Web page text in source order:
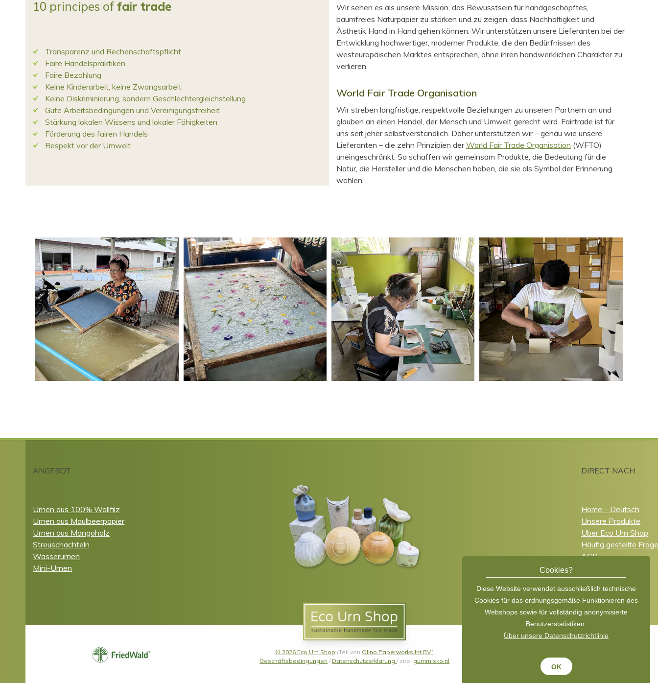
10 principes offair trade
Transparenz und Rechenschaftspflicht
Faire Handelspraktiken
Faire Bezahlung
Keine Kinderarbeit, keine Zwangsarbeit
Keine Diskriminierung, sondern Geschlechtergleichstellung
Gute Arbeitsbedingungen und Vereinigungsfreiheit
Stärkung lokalen Wissens und lokaler Fähigkeiten
Förderung des fairen Handels
Respekt vor der Umwelt
Wir sehen es als unsere Mission, das Bewusstsein für handgeschöpftes,
baumfreies Naturpapier zu stärken und zu zeigen, dass Nachhaltigkeit und
Ästhetik Hand in Hand gehen können. Wir unterstützen unsere Lieferanten bei der
Entwicklung hochwertiger, moderner Produkte, die den Bedürfnissen des
westeuropäischen Marktes entsprechen, ohne ihren handwerklichen Charakter zu
verlieren.
World Fair Trade Organisation
Wir streben langfristige, respektvolle Beziehungen zu unseren Partnern an und
glauben an einen Handel, der Mensch und Umwelt gerecht wird. Fairtrade ist für
uns seit jeher selbstverständlich. Daher unterstützen wir – genau wie unsere
Lieferanten – die zehn Prinzipien derWorld Fair Trade Organisation (WFTO)
uneingeschränkt. So schaffen wir gemeinsam Produkte, die Bedeutung für die
Natur, die Hersteller und die Menschen haben, die sie als Symbol der Erinnerung
wählen.
ANGEBOT
Urnen aus 100% Wollfilz
Urnen aus Maulbeerpapier
Urnen aus Mangoholz
Streuschachteln
Wasserurnen
Mini-Urnen
DIRECT NACH
Home – Deutsch
Unsere Produkte
Über Eco Urn Shop
Häufig gestellte
AGB
English
© 2026 Eco Urn Shop (Teil von Olino Paperworks Int BV.)
Geschäftsbedingungen / Datenschutzerklärung/ site: gummisko.nl
Cookies?
Diese Website verwendet ausschließlich technische
Cookies für das ordnungsgemäße Funktionieren des
Webshops sowie für vollständig anonymisierte
Benutzerstatistiken.
Über unsere Datenschutzrichtlinie
OK